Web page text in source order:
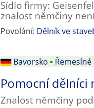
Sídlo firmy:
znalost němčiny
Povolání: Dělník ve
Bavorsko ▪
Pomocní dělníci
Znalost němčiny